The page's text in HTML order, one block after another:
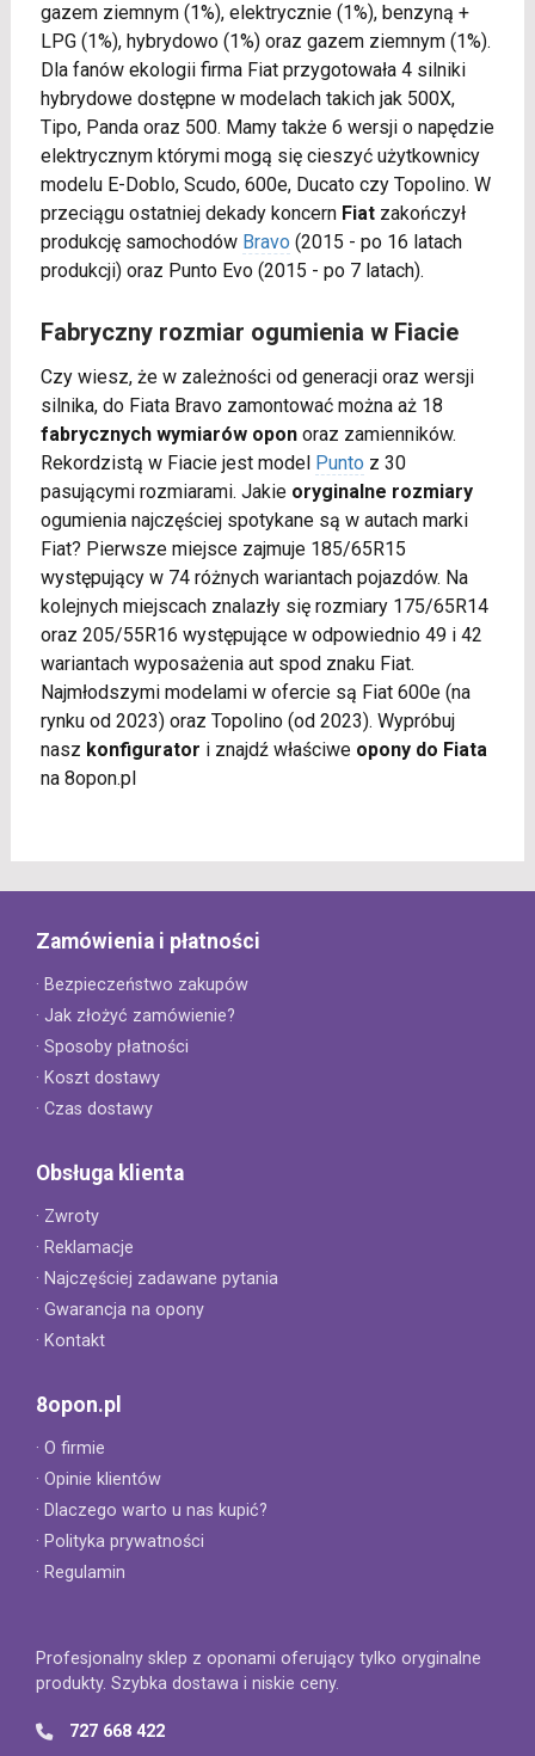
gazem ziemnym (1%), elektrycznie (1%), benzyną +
LPG (1%), hybrydowo (1%) oraz gazem ziemnym (1%).
Dla fanów ekologii firma Fiat przygotowała 4 silniki
hybrydowe dostępne w modelach takich jak 500X,
Tipo, Panda oraz 500. Mamy także 6 wersji o napędzie
elektrycznym którymi mogą się cieszyć użytkownicy
modelu E-Doblo, Scudo, 600e, Ducato czy Topolino. W
przeciągu ostatniej dekady koncern Fiatzakończył
produkcję samochodów Bravo (2015 - po 16 latach
produkcji) oraz Punto Evo (2015 - po 7 latach).
Fabryczny rozmiar ogumienia w Fiacie
Czy wiesz, że w zależności od generacji oraz wersji
silnika, do Fiata Bravo zamontować można aż 18
fabrycznych wymiarów oponoraz zamienników.
Rekordzistą w Fiacie jest model Punto z 30
pasującymi rozmiarami. Jakie oryginalne rozmiary
ogumienia najczęściej spotykane są w autach marki
Fiat? Pierwsze miejsce zajmuje 185/65R15
występujący w 74 różnych wariantach pojazdów. Na
kolejnych miejscach znalazły się rozmiary 175/65R14
oraz 205/55R16 występujące w odpowiednio 49 i 42
wariantach wyposażenia aut spod znaku Fiat.
Najmłodszymi modelami w ofercie są Fiat 600e (na
rynku od 2023) oraz Topolino (od 2023). Wypróbuj
nasz konfigurator i znajdź właściwe opony do Fiata
na 8opon.pl
Zamówienia i płatności
· Bezpieczeństwo zakupów
· Jak złożyć zamówienie?
· Sposoby płatności
· Koszt dostawy
· Czas dostawy
Obsługa klienta
· Zwroty
· Reklamacje
· Najczęściej zadawane pytania
· Gwarancja na opony
· Kontakt
8opon.pl
· O firmie
· Opinie klientów
· Dlaczego warto u nas kupić?
· Polityka prywatności
· Regulamin
Profesjonalny sklep z oponami oferujący tylko oryginalne
produkty. Szybka dostawa i niskie ceny.
727 668 422